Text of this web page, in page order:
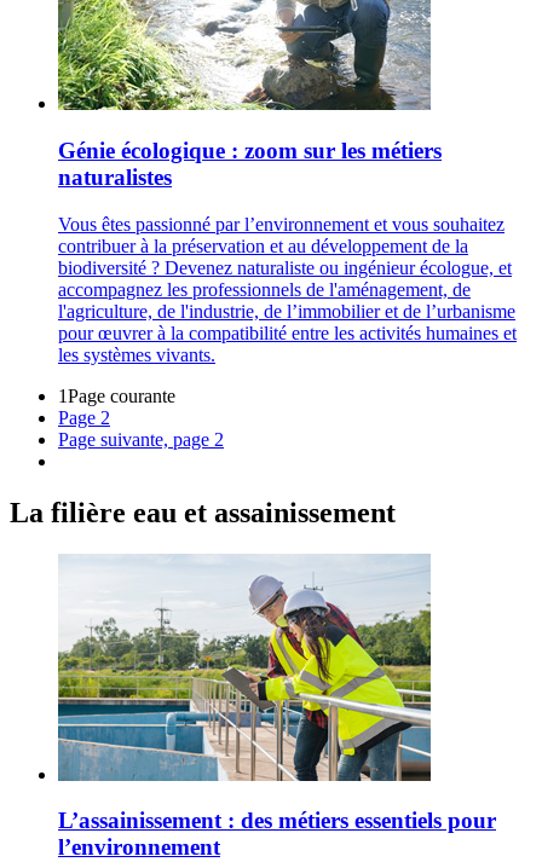
Génie écologique : zoom sur les métiers
naturalistes
Vous êtes passionné par l’environnement et vous souhaitez
contribuer à la préservation et au développement de la
biodiversité ? Devenez naturaliste ou ingénieur écologue, et
accompagnez les professionnels de l'aménagement, de
l'agriculture, de l'industrie, de l’immobilier et de l’urbanisme
pour œuvrer à la compatibilité entre les activités humaines et
les systèmes vivants.
1Page courante
Page 2
Page suivante, page 2
La filière eau et assainissement
L’assainissement : des métiers essentiels pour
l’environnement